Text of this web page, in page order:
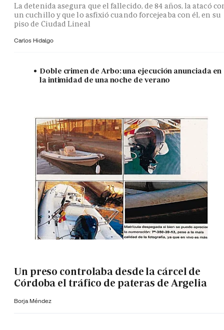
La detenida asegura que el fallecido, de 84 años, la atacó
un cuchillo y que lo asfixió cuando forcejeaba con él, en su
piso de Ciudad Lineal
Carlos Hidalgo
Doble crimen de Arbo: una ejecución anunciada en
la intimidad de una noche de verano
Un preso controlaba desde la cárcel de
Córdoba el tráfico de pateras de Argelia
Borja Méndez